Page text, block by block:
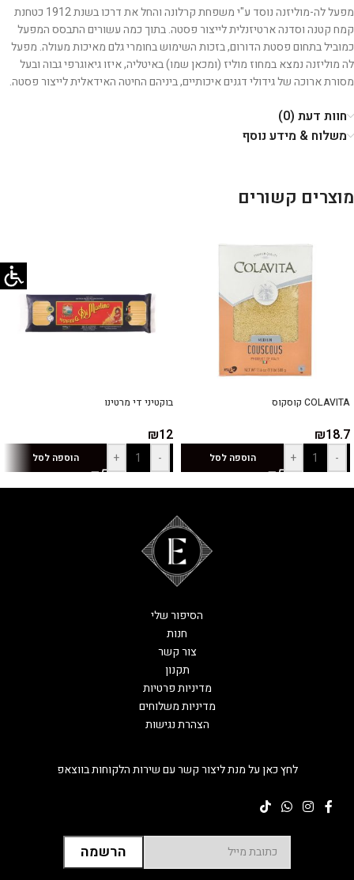
מפעל לה-מוליזנה נוסד ע"י משפחת קרלונה והחל את דרכו בשנת 1912 כטחנת
קמח קטנה וסדנה ארטיזנלית לייצור פסטה. בתוך כמה עשורים התבסס המפעל
כמוביל בתחום פסטת הדורום, בזכות השימוש בחומרי גלם מאיכות מעולה. מפעל
לה מוליזנה נמצא במחוז מוליז (ומכאן שמו) באיטליה, איזו גיאוגרפי גבוה ובעל
מסורת ארוכה של גידולי דגנים איכותיים, ביניהם החיטה האידאלית לייצור פסטה.
חוות דעת (0)
משלוח & מידע נוסף
מוצרים קשורים
COLAVITA קוסקוס
₪18.7
-
+ הוספה לסל
בוקטיני די מרטינו
₪12
-
+ הוספה לסל
לחץ כאן על מנת ליצור קשר עם שירות הלקוחות בווצאפ
הסיפור שלי
חנות
צור קשר
תקנון
מדיניות פרטיות
מדיניות משלוחים
הצהרת נגישות